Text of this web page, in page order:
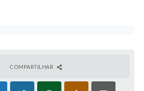
COMPARTILHAR